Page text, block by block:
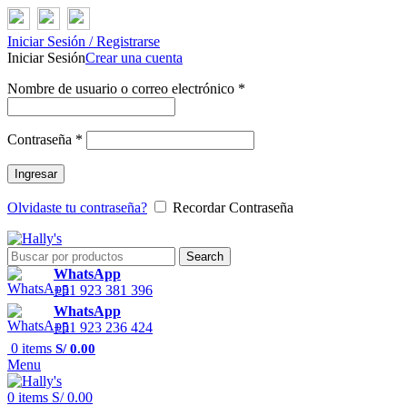
Iniciar Sesión / Registrarse
Iniciar SesiónCrear una cuenta
Nombre de usuario o correo electrónico *
Contraseña *
Ingresar
Olvidaste tu contraseña? Recordar Contraseña
Search
WhatsApp
+51 923 381 396
WhatsApp
+51 923 236 424
0 items S/0.00
Menu
0 items S/0.00